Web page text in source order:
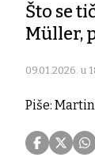
Što se
Müller,
09.01.2026. u
Piše: